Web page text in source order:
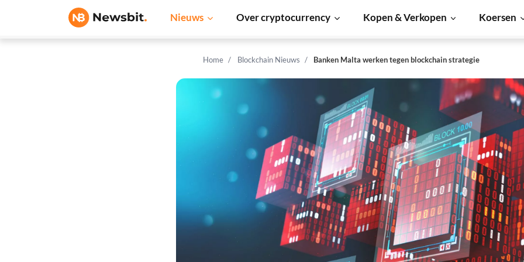
Nieuws Over cryptocurrency Kopen & Verkopen Koersen
Home Blockchain Nieuws Banken Malta werken tegen blockchain strategie